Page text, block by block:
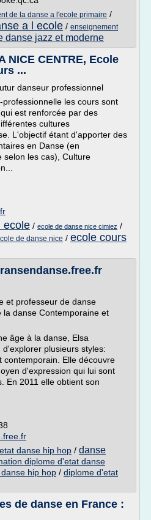
de la danse a l'ecole primaire /
a l ecole / enseignement
danse jazz et moderne
NICE CENTRE, Ecole
...
danseur professionnel
les cours sont
est renforcée par des
cultures
L'objectif étant d'apporter des
en Danse (en
selon les cas), Culture
ecole / ecole de danse nice cimiez /
de danse nice / ecole cours
et professeur de danse
danse Contemporaine et
âge à la danse, Elsa
plusieurs styles:
contemporain. Elle découvre
d'expression qui lui sont
En 2011 elle obtient son
danse hip hop / danse
diplome d'etat danse
hip hop / diplome d'etat
de danse en France :